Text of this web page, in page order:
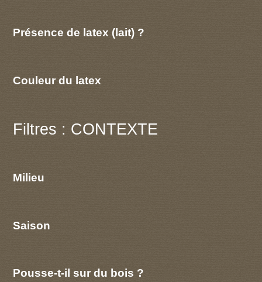
Présence de latex (lait) ?
Couleur du latex
Filtres : CONTEXTE
Milieu
Saison
Pousse-t-il sur du bois ?